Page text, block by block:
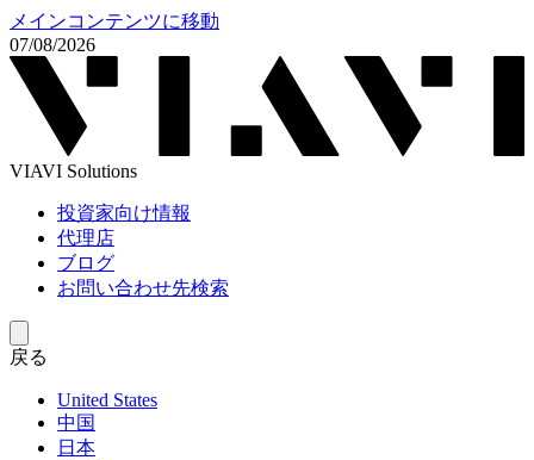
メインコンテンツに移動
07/08/2026
VIAVI Solutions
投資家向け情報
代理店
ブログ
お問い合わせ先検索
戻る
United States
中国
日本